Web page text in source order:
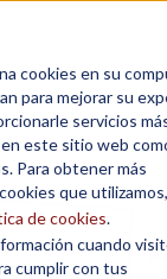
cookies en su
para mejorar su
servicios
este sitio web
Para obtener más
que utilizamos,
de cookies.
cuando
cumplir con tus